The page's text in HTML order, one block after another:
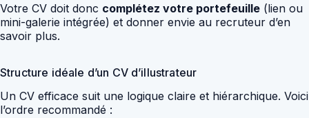
Votre CV doit donc complétez votre portefeuille (lien ou
mini-galerie intégrée) et donner envie au recruteur d’en
savoir plus.
Structure idéale d’un CV d’illustrateur
Un CV efficace suit une logique claire et hiérarchique. Voici
l’ordre recommandé :